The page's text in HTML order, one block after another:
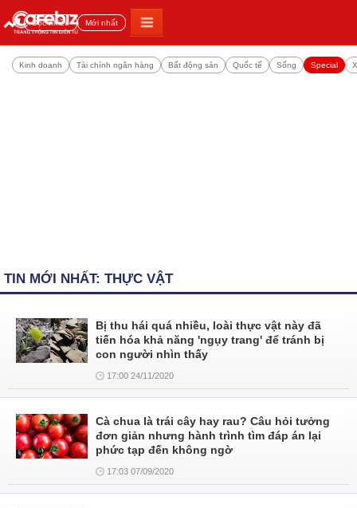
Đọc nhiều Mới nhất
Kinh doanh Tài chính ngân hàng Bất động sản Quốc tế Sống Special
TIN MỚI NHẤT: THỰC VẬT
Bị thu hái quá nhiều, loài thực vật này đã
tiến hóa khả năng 'ngụy trang' để tránh bị
con người nhìn thấy
17:00 24/11/2020
Cà chua là trái cây hay rau? Câu hỏi tưởng
đơn giản nhưng hành trình tìm đáp án lại
phức tạp đến không ngờ
17:03 07/09/2020